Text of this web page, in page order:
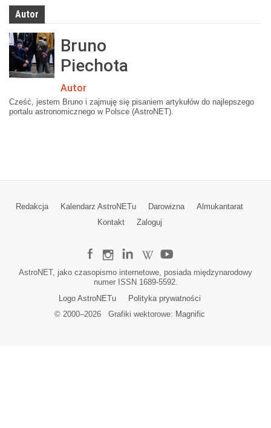
Autor
Bruno
Piechota
Autor
Cześć, jestem Bruno i zajmuję się pisaniem artykułów do najlepszego
portalu astronomicznego w Polsce (AstroNET).
Redakcja Kalendarz AstroNETu Darowizna
Almukantarat
Kontakt
Zaloguj
AstroNET, jako czasopismo internetowe, posiada międzynarodowy
numer ISSN 1689-5592.
Logo AstroNETu
Polityka prywatności
© 2000–2026Grafiki wektorowe: Magnific